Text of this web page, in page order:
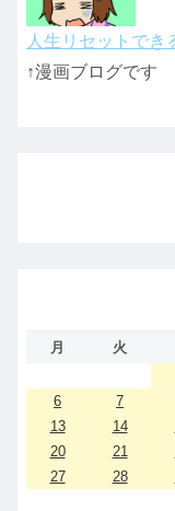
人生リセットでき
↑漫画ブログです
月 火
6
7
13
14
20
21
27
28